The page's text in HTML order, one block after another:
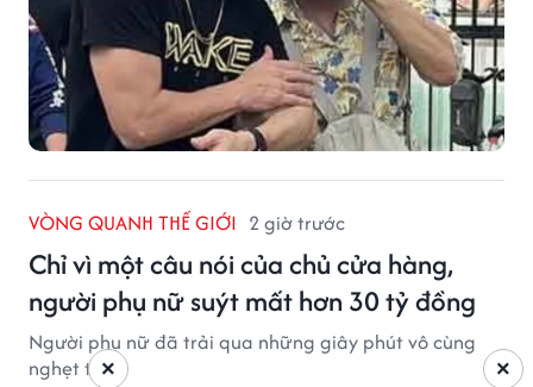
VÒNG QUANH THẾ GIỚI 2 giờ trước
Chỉ vì một câu nói của chủ cửa hàng,
người phụ nữ suýt mất hơn 30 tỷ đồng
Người phụ nữ đã trải qua những giây phút vô cùng
nghẹt thở.
×
×